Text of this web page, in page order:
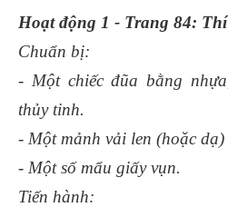
Hoạt động 1 - Trang 84:
Chuẩn bị:
- Một chiếc đũa bằng
thủy tinh.
- Một mảnh vải len (hoặc
- Một số mẩu giấy vụn.
Tiến hành: